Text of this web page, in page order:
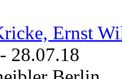
Ernst
- 28.07.18